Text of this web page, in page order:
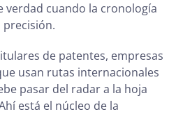
verdad cuando la cronología
de patentes, empresas
usan rutas internacionales
pasar del radar a la hoja
está el núcleo de la